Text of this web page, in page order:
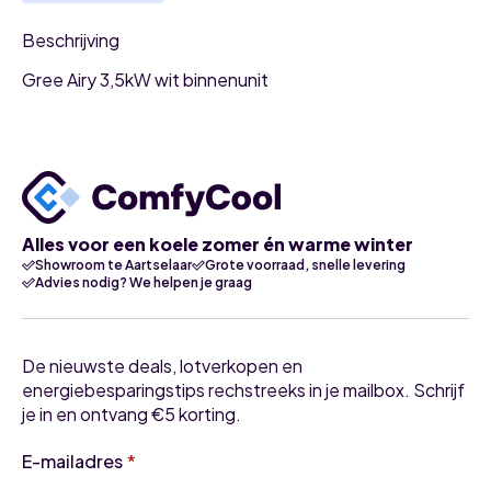
Beschrijving
Gree Airy 3,5kW wit binnenunit
Alles voor een koele zomer én warme winter
Showroom te Aartselaar
Grote voorraad, snelle levering
Advies nodig? We helpen je graag
De nieuwste deals, lotverkopen en
energiebesparingstips rechstreeks in je mailbox. Schrijf
je in en ontvang €5 korting.
E-mailadres*